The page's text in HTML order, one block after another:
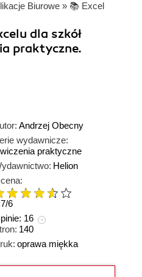
Biurowe » 📚 Excel
dla szkół
praktyczne.
Andrzej Obecny
wydawnicze:
praktyczne
Helion
/6
16
140
oprawa miękka